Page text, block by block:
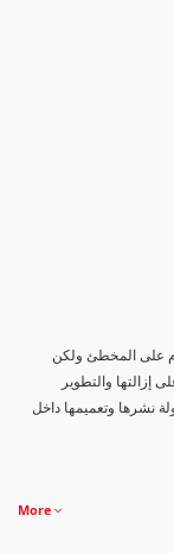
على المخطئ ولكن
والتطوير
نشرها وتعميمها داخل
More